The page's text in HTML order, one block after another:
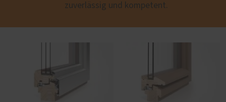
zuverlässig und kompetent.